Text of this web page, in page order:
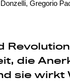
Gregorio
die
sie wirkt